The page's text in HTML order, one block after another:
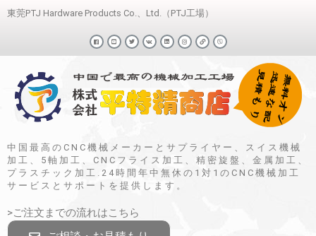
東莞PTJ Hardware Products Co.、Ltd.（PTJ工場）
中国最高のCNC機械メーカーとサプライヤー、スイス機械
加工、5軸加工、CNCフライス加工、精密旋盤、金属加工、
プラスチック加工.24時間年中無休の1対1のCNC機械加工
サービスとサポートを提供します。
>ご注文までの流れはこちら